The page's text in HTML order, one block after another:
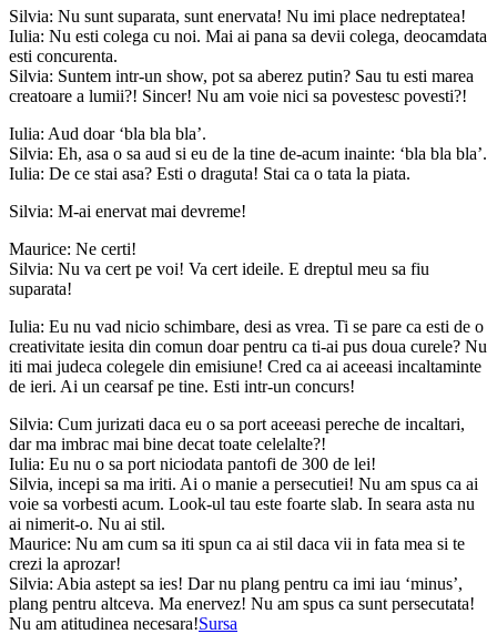
Silvia: Nu sunt suparata, sunt enervata! Nu imi place nedreptatea!
Iulia: Nu esti colega cu noi. Mai ai pana sa devii colega, deocamdata
esti concurenta.
Silvia: Suntem intr-un show, pot sa aberez putin? Sau tu esti marea
creatoare a lumii?! Sincer! Nu am voie nici sa povestesc povesti?!
Iulia: Aud doar ‘bla bla bla’.
Silvia: Eh, asa o sa aud si eu de la tine de-acum inainte: ‘bla bla bla’.
Iulia: De ce stai asa? Esti o draguta! Stai ca o tata la piata.
Silvia: M-ai enervat mai devreme!
Maurice: Ne certi!
Silvia: Nu va cert pe voi! Va cert ideile. E dreptul meu sa fiu
suparata!
Iulia: Eu nu vad nicio schimbare, desi as vrea. Ti se pare ca esti de o
creativitate iesita din comun doar pentru ca ti-ai pus doua curele? Nu
iti mai judeca colegele din emisiune! Cred ca ai aceeasi incaltaminte
de ieri. Ai un cearsaf pe tine. Esti intr-un concurs!
Silvia: Cum jurizati daca eu o sa port aceeasi pereche de incaltari,
dar ma imbrac mai bine decat toate celelalte?!
Iulia: Eu nu o sa port niciodata pantofi de 300 de lei!
Silvia, incepi sa ma iriti. Ai o manie a persecutiei! Nu am spus ca ai
voie sa vorbesti acum. Look-ul tau este foarte slab. In seara asta nu
ai nimerit-o. Nu ai stil.
Maurice: Nu am cum sa iti spun ca ai stil daca vii in fata mea si te
crezi la aprozar!
Silvia: Abia astept sa ies! Dar nu plang pentru ca imi iau ‘minus’,
plang pentru altceva. Ma enervez! Nu am spus ca sunt persecutata!
Nu am atitudinea necesara!Sursa